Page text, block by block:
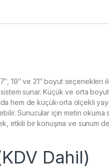
19″ ve 21″ boyut seçenekleri
sunar. Küçük ve orta
hem de küçük-orta ölçekli
Sunucular için metin okuma
etkili bir konuşma ve sunum
Dahil)